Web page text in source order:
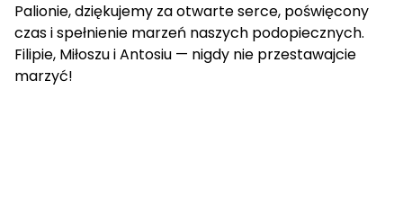
Palionie, dziękujemy za otwarte serce, poświęcony
czas i spełnienie marzeń naszych podopiecznych.
Filipie, Miłoszu i Antosiu — nigdy nie przestawajcie
marzyć!